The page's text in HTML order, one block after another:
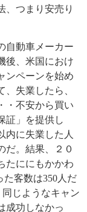
、つまり安売り
動車メーカー
後、米国におけ
ンペーンを始め
失業したら、
・不安から買い
証」を提供し
内に失業した人
だ。結果、２０
たににもかかわ
た客数は350人だ
じようなキャン
成功しなかっ